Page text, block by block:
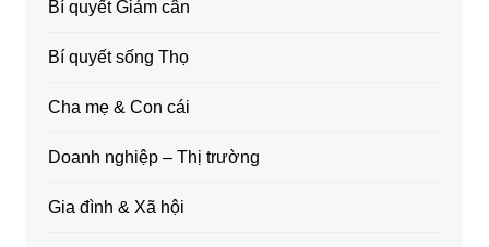
Bí quyết Giảm cân
Bí quyết sống Thọ
Cha mẹ & Con cái
Doanh nghiệp – Thị trường
Gia đình & Xã hội